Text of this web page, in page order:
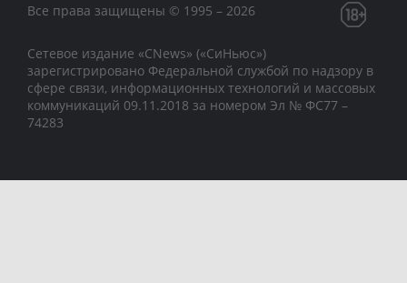
Все права защищены © 1995 – 2026
Сетевое издание «CNews» («СиНьюс»)
зарегистрировано Федеральной службой по надзору в
сфере связи, информационных технологий и массовых
коммуникаций 09.11.2018 за номером Эл № ФС77 –
74283